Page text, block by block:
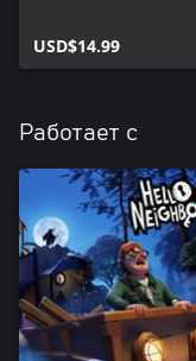
USD$14.99
Работает с